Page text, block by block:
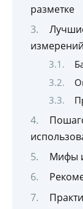
разметке
Мифы